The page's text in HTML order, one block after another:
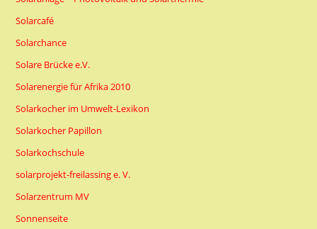
Solarcafé
Solarchance
Solare Brücke e.V.
Solarenergie für Afrika 2010
Solarkocher im Umwelt-Lexikon
Solarkocher Papillon
Solarkochschule
solarprojekt-freilassing e. V.
Solarzentrum MV
Sonnenseite